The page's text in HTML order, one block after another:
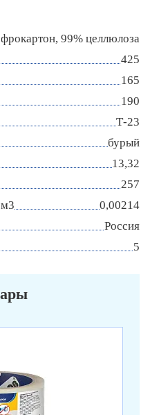
99% целлюлоза
425
165
190
Т-23
бурый
13,32
257
0,00214
Россия
5